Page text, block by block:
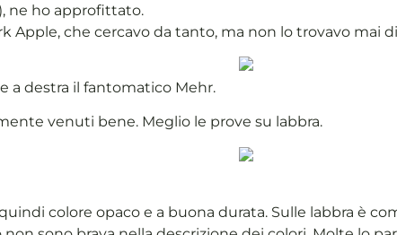
ne ho approfittato.
Apple, che cercavo da tanto, ma non lo trovavo mai
a destra il fantomatico Mehr.
venuti bene. Meglio le prove su labbra.
colore opaco e a buona durata. Sulle labbra è